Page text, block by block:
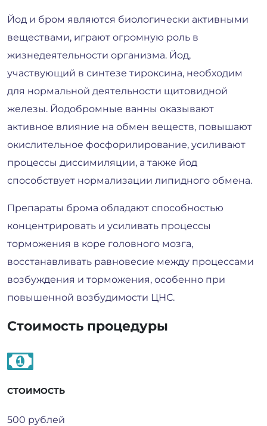
Йод и бром являются биологически активными
веществами, играют огромную роль в
жизнедеятельности организма. Йод,
участвующий в синтезе тироксина, необходим
для нормальной деятельности щитовидной
железы. Йодобромные ванны оказывают
активное влияние на обмен веществ, повышают
окислительное фосфорилирование, усиливают
процессы диссимиляции, а также йод
способствует нормализации липидного обмена.
Препараты брома обладают способностью
концентрировать и усиливать процессы
торможения в коре головного мозга,
восстанавливать равновесие между процессами
возбуждения и торможения, особенно при
повышенной возбудимости ЦНС.
Стоимость процедуры
СТОИМОСТЬ
500 рублей